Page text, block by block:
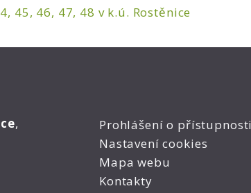
45, 46, 47, 48 v k.ú. Rostěnice
,
Prohlášení o přístupnosti
Nastavení cookies
Mapa webu
Kontakty